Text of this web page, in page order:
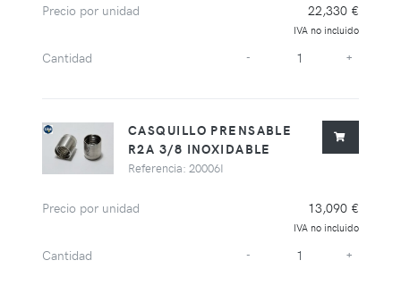
Precio por unidad 22,330 €
IVA no incluido
Cantidad - +
CASQUILLO PRENSABLE
R2A 3/8 INOXIDABLE
Referencia: 20006I
Precio por unidad 13,090 €
IVA no incluido
Cantidad - +